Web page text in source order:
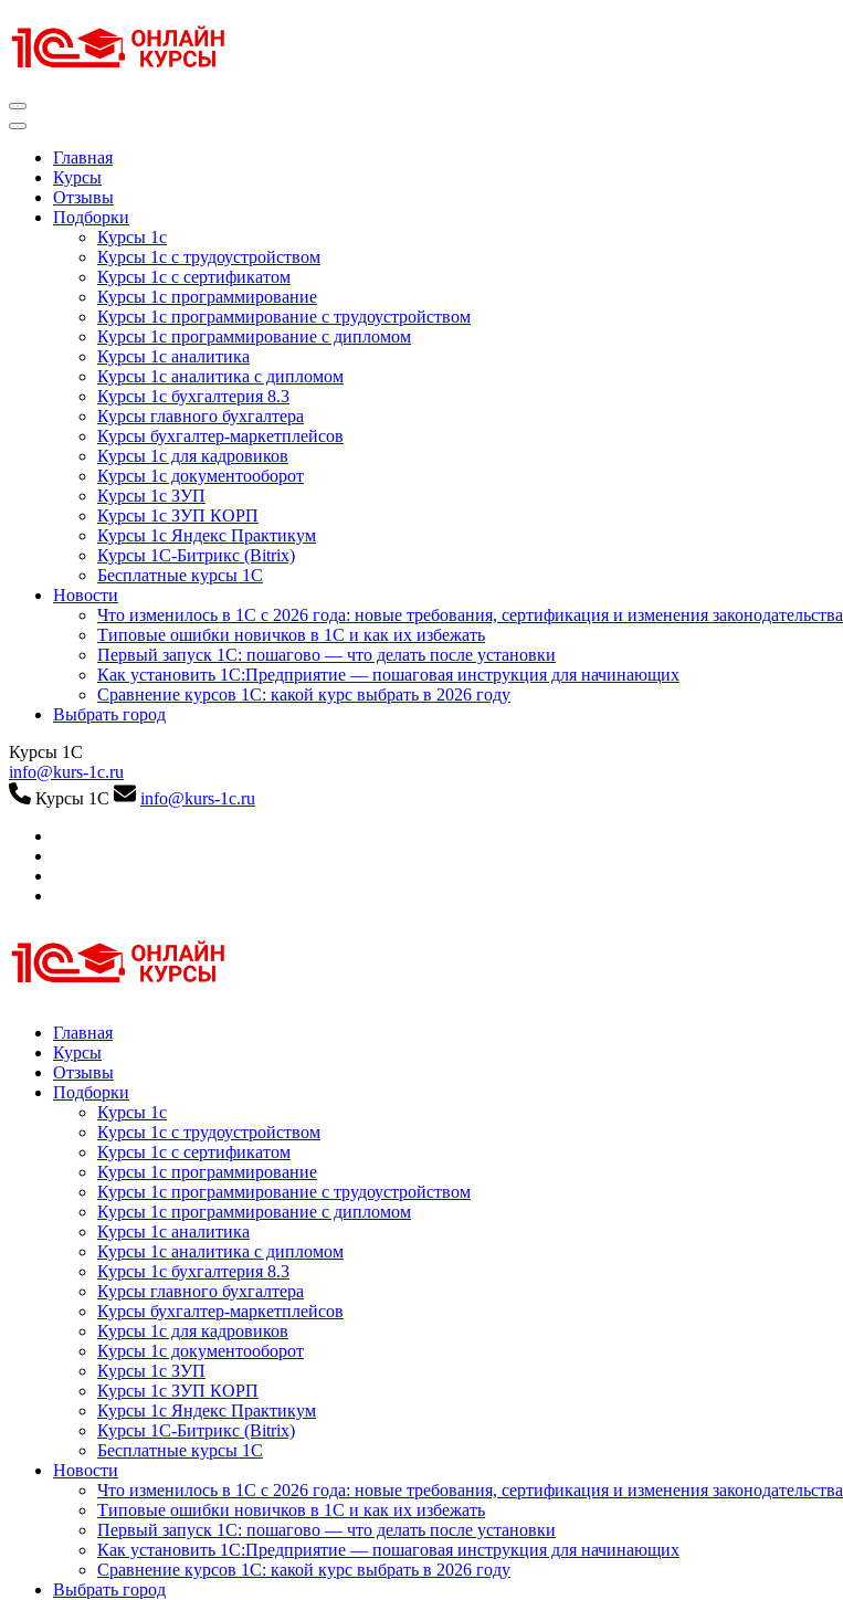
к
содержимому
Главная
Курсы
Отзывы
Подборки
Курсы 1с
Курсы 1с с трудоустройством
Курсы 1с с сертификатом
Курсы 1с программирование
Курсы 1с программирование с трудоустройством
Курсы 1с программирование с дипломом
Курсы 1с аналитика
Курсы 1с аналитика с дипломом
Курсы 1с бухгалтерия 8.3
Курсы главного бухгалтера
Курсы бухгалтер-маркетплейсов
Курсы 1с для кадровиков
Курсы 1с документооборот
Курсы 1с ЗУП
Курсы 1с ЗУП КОРП
Курсы 1с Яндекс Практикум
Курсы 1С-Битрикс (Bitrix)
Бесплатные курсы 1С
Новости
Что изменилось в 1С с 2026 года: новые требования, сертификация и изменения законодательства
Типовые ошибки новичков в 1С и как их избежать
Первый запуск 1С: пошагово — что делать после установки
Как установить 1С:Предприятие — пошаговая инструкция для начинающих
Сравнение курсов 1С: какой курс выбрать в 2026 году
Выбрать город
Курсы 1С
info@kurs-1c.ru
Курсы 1С
info@kurs-1c.ru
Курсы 1С
Курсы 1С официальная сертификация
Главная
Курсы
Отзывы
Подборки
Курсы 1с
Курсы 1с с трудоустройством
Курсы 1с с сертификатом
Курсы 1с программирование
Курсы 1с программирование с трудоустройством
Курсы 1с программирование с дипломом
Курсы 1с аналитика
Курсы 1с аналитика с дипломом
Курсы 1с бухгалтерия 8.3
Курсы главного бухгалтера
Курсы бухгалтер-маркетплейсов
Курсы 1с для кадровиков
Курсы 1с документооборот
Курсы 1с ЗУП
Курсы 1с ЗУП КОРП
Курсы 1с Яндекс Практикум
Курсы 1С-Битрикс (Bitrix)
Бесплатные курсы 1С
Новости
Что изменилось в 1С с 2026 года: новые требования, сертификация и изменения законодательства
Типовые ошибки новичков в 1С и как их избежать
Первый запуск 1С: пошагово — что делать после установки
Как установить 1С:Предприятие — пошаговая инструкция для начинающих
Сравнение курсов 1С: какой курс выбрать в 2026 году
Выбрать город